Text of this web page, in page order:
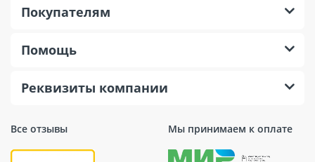
Все отзывы Мы принимаем к оплате
Покупателям
Помощь
Реквизиты компании